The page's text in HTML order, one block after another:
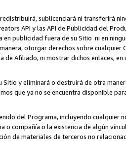
sublicenciará ni transferirá
API y las API de Publicidad del
en publicidad fuera de su Sitio ni en
otorgar derechos sobre
de Afiliado, ni mostrar dichos enlaces,
Sitio y eliminará o destruirá de otra
que ya no se encuentra disponible
del Programa, incluyendo cualquier
o compañía o la existencia de algún
de materiales de terceros no